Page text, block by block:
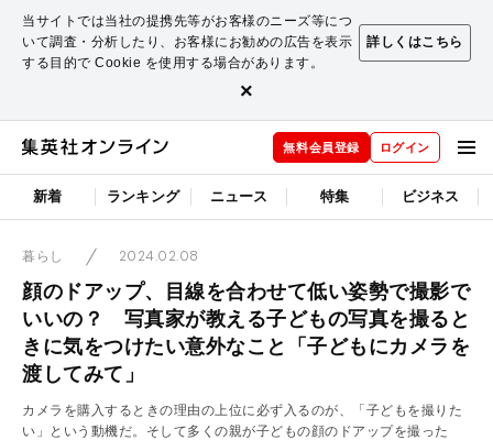
当サイトでは当社の提携先等がお客様のニーズ等につ
いて調査・分析したり、お客様にお勧めの広告を表示
する目的で Cookie を使用する場合があります。
詳しくはこちら
×
無料会員登録 ログイン
新着 ランキング ニュース 特集 ビジネス
暮らし 2024.02.08
顔のドアップ、目線を合わせて低い姿勢で撮影で
いいの？ 写真家が教える子どもの写真を撮ると
きに気をつけたい意外なこと「子どもにカメラを
渡してみて」
カメラを購入するときの理由の上位に必ず入るのが、「子どもを撮りた
い」という動機だ。そして多くの親が子どもの顔のドアップを撮った